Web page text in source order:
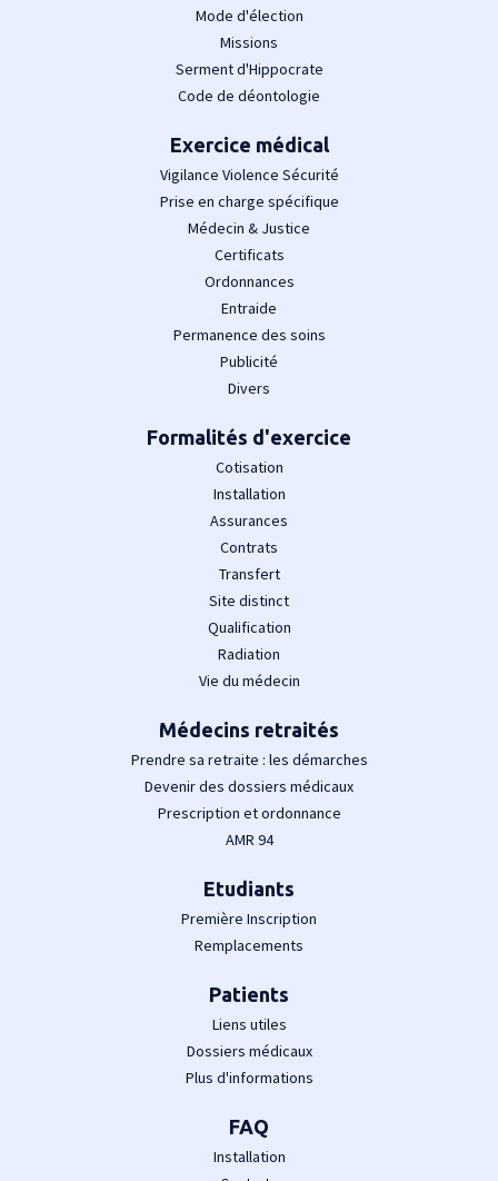
Mode d'élection
Missions
Serment d'Hippocrate
Code de déontologie
Exercice médical
Vigilance Violence Sécurité
Prise en charge spécifique
Médecin & Justice
Certificats
Ordonnances
Entraide
Permanence des soins
Publicité
Divers
Formalités d'exercice
Cotisation
Installation
Assurances
Contrats
Transfert
Site distinct
Qualification
Radiation
Vie du médecin
Médecins retraités
Prendre sa retraite : les démarches
Devenir des dossiers médicaux
Prescription et ordonnance
AMR 94
Etudiants
Première Inscription
Remplacements
Patients
Liens utiles
Dossiers médicaux
Plus d'informations
FAQ
Installation